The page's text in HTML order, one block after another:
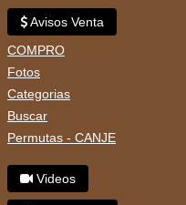
Avisos Venta
COMPRO
Fotos
Categorias
Buscar
Permutas - CANJE
Videos